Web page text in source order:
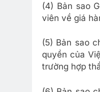
(4) Bản sao
viên về giá
(5) Bản sao
quyền của
trường hợp